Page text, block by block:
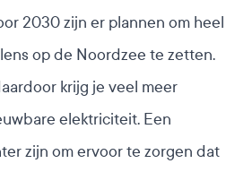
2030 zijn er plannen om heel
op de Noordzee te zetten.
krijg je veel meer
elektriciteit. Een
zijn om ervoor te zorgen dat